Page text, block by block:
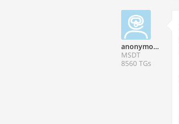
anonymoustaucher
MSDT
8560 TGs